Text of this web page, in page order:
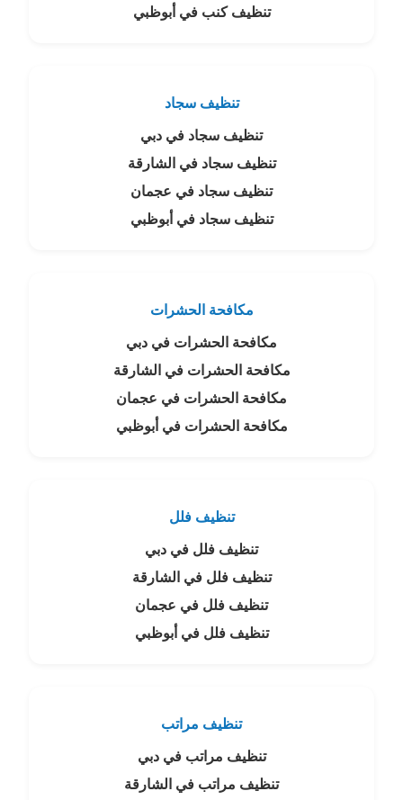
تنظيف كنب في أبوظبي
تنظيف سجاد
تنظيف سجاد في دبي
تنظيف سجاد في الشارقة
تنظيف سجاد في عجمان
تنظيف سجاد في أبوظبي
مكافحة الحشرات
مكافحة الحشرات في دبي
مكافحة الحشرات في الشارقة
مكافحة الحشرات في عجمان
مكافحة الحشرات في أبوظبي
تنظيف فلل
تنظيف فلل في دبي
تنظيف فلل في الشارقة
تنظيف فلل في عجمان
تنظيف فلل في أبوظبي
تنظيف مراتب
تنظيف مراتب في دبي
تنظيف مراتب في الشارقة